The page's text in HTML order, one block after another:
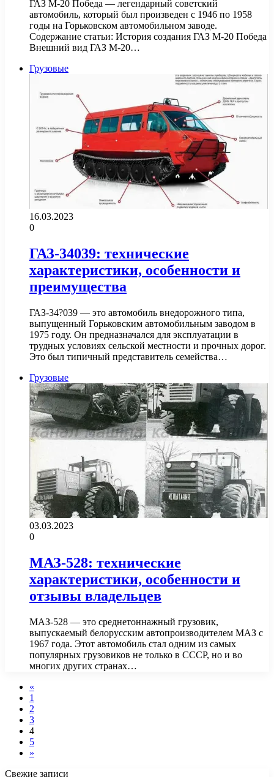
ГАЗ М-20 Победа — легендарный советский
автомобиль, который был произведен с 1946 по 1958
годы на Горьковском автомобильном заводе.
Содержание статьи: История создания ГАЗ М-20 Победа
Внешний вид ГАЗ М-20…
Грузовые
16.03.2023
0
ГАЗ-34039: технические
характеристики, особенности и
преимущества
ГАЗ-34?039 — это автомобиль внедорожного типа,
выпущенный Горьковским автомобильным заводом в
1975 году. Он предназначался для эксплуатации в
трудных условиях сельской местности и прочных дорог.
Это был типичный представитель семейства…
Грузовые
03.03.2023
0
МАЗ-528: технические
характеристики, особенности и
отзывы владельцев
МАЗ-528 — это среднетоннажный грузовик,
выпускаемый белорусским автопроизводителем МАЗ с
1967 года. Этот автомобиль стал одним из самых
популярных грузовиков не только в СССР, но и во
многих других странах…
«
1
2
3
4
5
»
Свежие записи